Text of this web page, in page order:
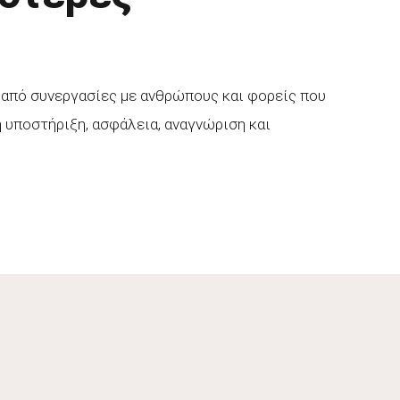
συνεργασίες με ανθρώπους και φορείς που
ασφάλεια, αναγνώριση και